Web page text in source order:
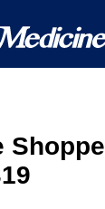
Shoppe